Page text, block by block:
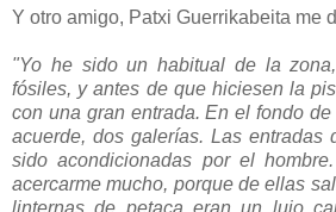
Y otro amigo, Patxi Guerrikabeita me
"Yo he sido un habitual de la
fósiles, y antes de que hiciesen la
con una gran entrada. En el fondo
acuerde, dos galerías. Las entradas
sido acondicionadas por el
acercarme mucho, porque de ellas
linternas de petaca eran un lujo